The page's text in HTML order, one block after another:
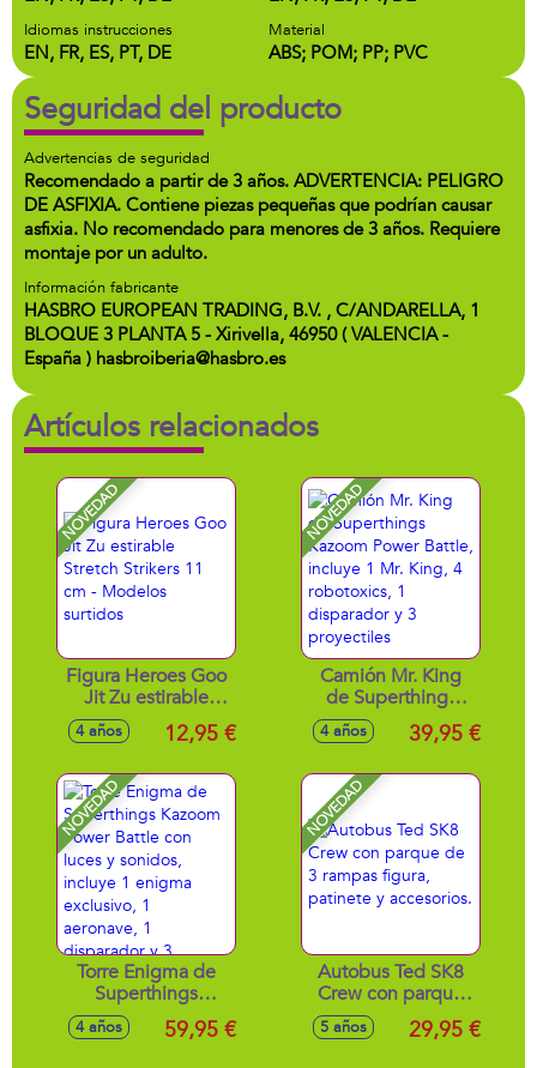
Idiomas instrucciones
EN, FR, ES, PT, DE
Material
ABS; POM; PP; PVC
Seguridad del producto
Advertencias de seguridad
Recomendado a partir de 3 años. ADVERTENCIA: PELIGRO
DE ASFIXIA. Contiene piezas pequeñas que podrían causar
asfixia. No recomendado para menores de 3 años. Requiere
montaje por un adulto.
Información fabricante
HASBRO EUROPEAN TRADING, B.V. , C/ANDARELLA, 1
BLOQUE 3 PLANTA 5 - Xirivella, 46950 ( VALENCIA -
España ) hasbroiberia@hasbro.es
Artículos relacionados
NOVEDAD
Figura Heroes Goo
Jit Zu estirable
Stretch Strikers 11
cm - Modelos
4 años 12,95 €
NOVEDAD
Camión Mr. King
de Superthings
Kazoom Power
Battle, incluye 1 Mr.
1 disparador y 3
proyectiles
4 años 39,95 €
NOVEDAD
Torre Enigma de
Superthings
Kazoom Power
Battle con luces y
4 años 59,95 €
NOVEDAD
Autobus Ted SK8
Crew con parque
de 3 rampas figura,
patinete y
5 años 29,95 €